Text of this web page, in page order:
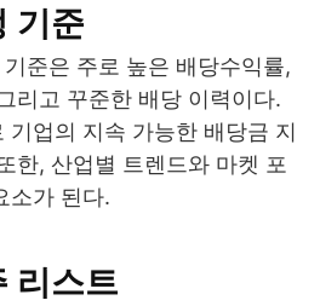
기준
준은 주로 높은 배당수익률,
리고 꾸준한 배당 이력이다.
기업의 지속 가능한 배당금 지
한, 산업별 트렌드와 마켓 포
소가 된다.
리스트